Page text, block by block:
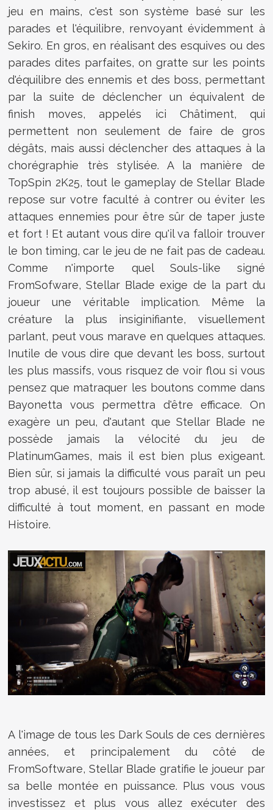
jeu en mains, c'est son système basé sur les
parades et l'équilibre, renvoyant évidemment à
Sekiro. En gros, en réalisant des esquives ou des
parades dites parfaites, on gratte sur les points
d'équilibre des ennemis et des boss, permettant
par la suite de déclencher un équivalent de
finish moves, appelés ici Châtiment, qui
permettent non seulement de faire de gros
dégâts, mais aussi déclencher des attaques à la
chorégraphie très stylisée. A la manière de
TopSpin 2K25, tout le gameplay de Stellar Blade
repose sur votre faculté à contrer ou éviter les
attaques ennemies pour être sûr de taper juste
et fort ! Et autant vous dire qu'il va falloir trouver
le bon timing, car le jeu de ne fait pas de cadeau.
Comme n'importe quel Souls-like signé
FromSofware, Stellar Blade exige de la part du
joueur une véritable implication. Même la
créature la plus insiginifiante, visuellement
parlant, peut vous marave en quelques attaques.
Inutile de vous dire que devant les boss, surtout
les plus massifs, vous risquez de voir flou si vous
pensez que matraquer les boutons comme dans
Bayonetta vous permettra d'être efficace. On
exagère un peu, d'autant que Stellar Blade ne
possède jamais la vélocité du jeu de
PlatinumGames, mais il est bien plus exigeant.
Bien sûr, si jamais la difficulté vous paraît un peu
trop abusé, il est toujours possible de baisser la
difficulté à tout moment, en passant en mode
Histoire.
A l'image de tous les Dark Souls de ces dernières
années, et principalement du côté de
FromSoftware, Stellar Blade gratifie le joueur par
sa belle montée en puissance. Plus vous vous
investissez et plus vous allez exécuter des